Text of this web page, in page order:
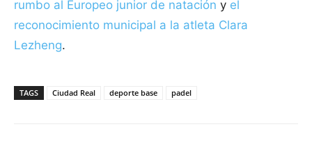
rumbo al Europeo junior de natación y el
reconocimiento municipal a la atleta Clara
Lezheng.
TAGS Ciudad Real deporte base padel